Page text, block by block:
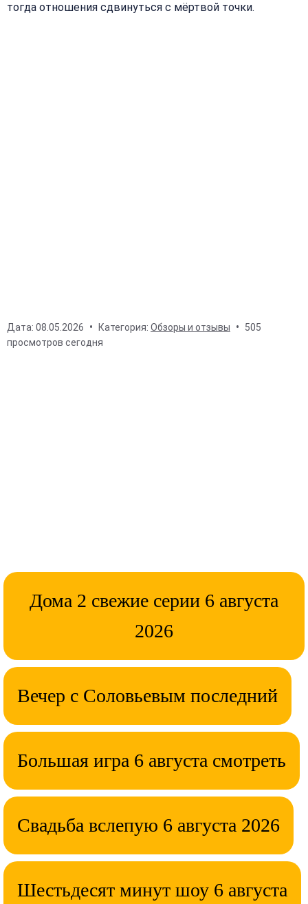
тогда отношения сдвинуться с мёртвой точки.
Дата: 08.05.2026 Категория: Обзоры и отзывы
505
просмотров сегодня
Дома 2 свежие серии 6 августа
2026
Вечер с Соловьевым последний
Большая игра 6 августа смотреть
Свадьба вслепую 6 августа 2026
Шестьдесят минут шоу 6 августа